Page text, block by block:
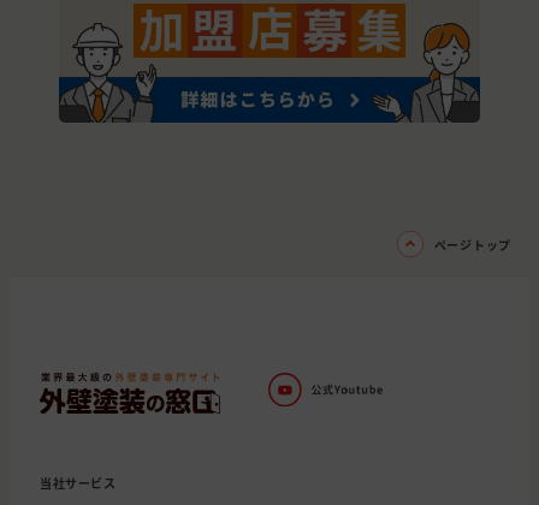
ページトップ
当社サービス